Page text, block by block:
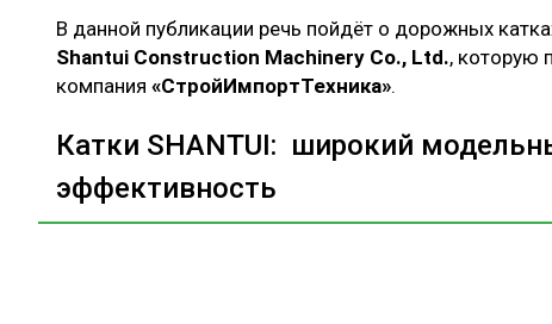
В данной публикации речь пойдёт о дорожных
Shantui Construction Machinery Co., Ltd., которую
компания «СтройИмпортТехника».
Катки SHANTUI: широкий
эффективность